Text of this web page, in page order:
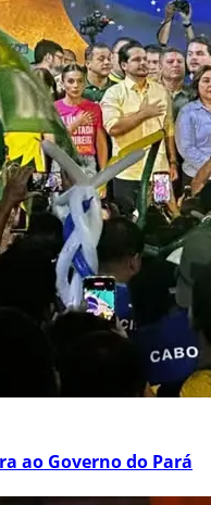
ao Governo do Pará